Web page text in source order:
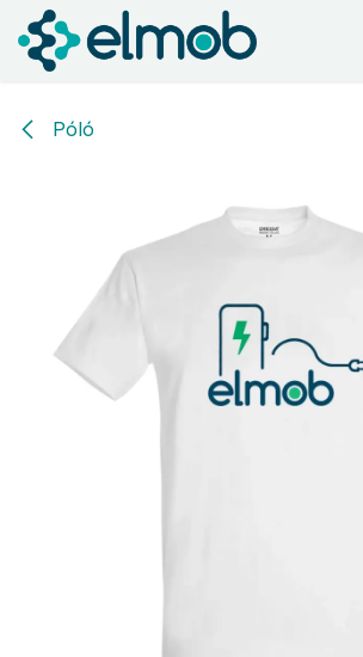
Kihagyás és továbblépés a tartalomhoz
Póló